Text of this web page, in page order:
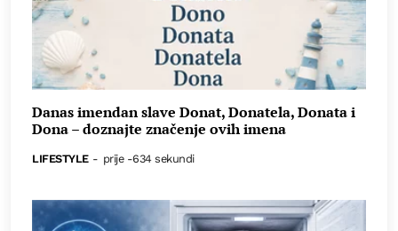
Danas imendan slave Donat, Donatela, Donata i
Dona – doznajte značenje ovih imena
LIFESTYLE - prije -634 sekundi